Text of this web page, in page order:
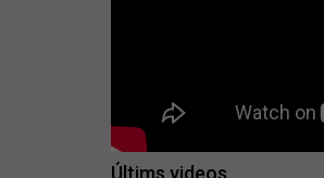
Últims videos